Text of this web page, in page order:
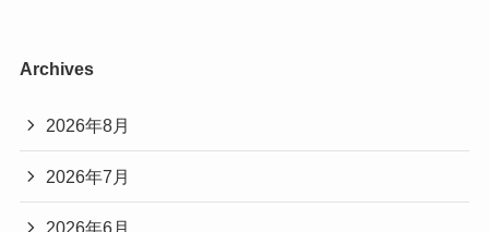
Archives
2026年8月
2026年7月
2026年6月